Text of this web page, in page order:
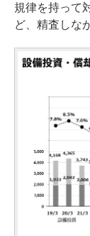
規律を持って
ど、精査しな